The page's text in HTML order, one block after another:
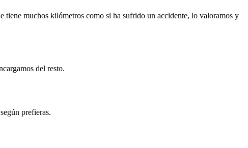
muchos kilómetros como si ha sufrido un accidente, lo valoramos y
del resto.
prefieras.